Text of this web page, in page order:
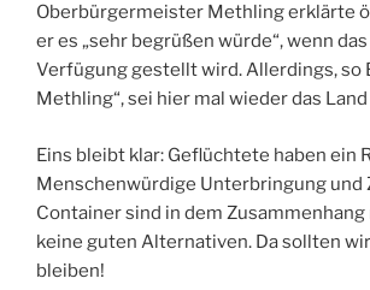
Oberbürgermeister Methling erklärte
er es „sehr begrüßen würde“, wenn
Verfügung gestellt wird. Allerdings, so
Methling“, sei hier mal wieder das
Eins bleibt klar: Geflüchtete haben ein
Menschenwürdige Unterbringung und
Container sind in dem
keine guten Alternativen. Da sollten
bleiben!